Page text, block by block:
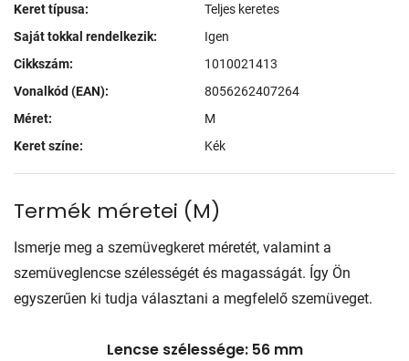
Keret típusa:
Teljes keretes
Saját tokkal rendelkezik:
Igen
Cikkszám:
1010021413
Vonalkód (EAN):
8056262407264
Méret:
M
Keret színe:
Kék
Termék méretei (M)
Ismerje meg a szemüvegkeret méretét, valamint a
szemüveglencse szélességét és magasságát. Így Ön
egyszerűen ki tudja választani a megfelelő szemüveget.
Lencse szélessége: 56 mm